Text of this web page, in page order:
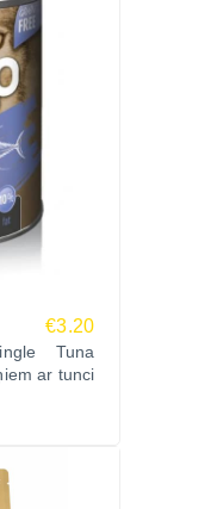
€3.20
Tuna
ar tunci